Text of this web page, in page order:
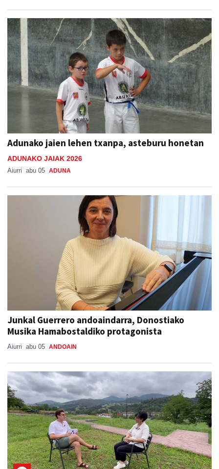
Adunako jaien lehen txanpa, asteburu honetan
ADUNAKO JAIAK 2026
Aiurri abu 05 ADUNA
Junkal Guerrero andoaindarra, Donostiako
Musika Hamabostaldiko protagonista
Aiurri abu 05 ANDOAIN